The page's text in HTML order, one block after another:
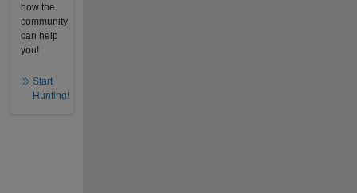
how the
community
can help
you!
Start
Hunting!